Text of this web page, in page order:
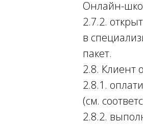
Онлайн-
2.7.2.
в
пакет.
2.8. Клиент
2.8.1.
(см.
2.8.2.